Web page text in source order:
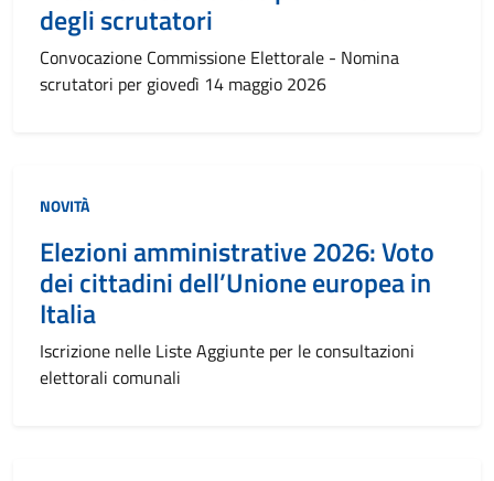
degli scrutatori
Convocazione Commissione Elettorale - Nomina
scrutatori per giovedì 14 maggio 2026
NOVITÀ
Elezioni amministrative 2026: Voto
dei cittadini dell’Unione europea in
Italia
Iscrizione nelle Liste Aggiunte per le consultazioni
elettorali comunali